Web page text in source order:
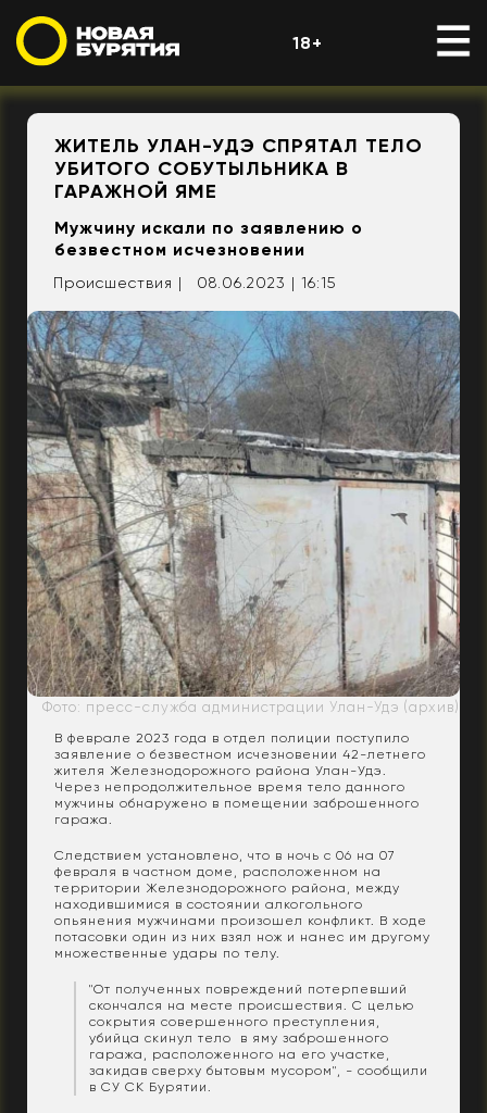
18+
ЖИТЕЛЬ УЛАН-УДЭ СПРЯТАЛ ТЕЛО
УБИТОГО СОБУТЫЛЬНИКА В
ГАРАЖНОЙ ЯМЕ
Мужчину искали по заявлению о
безвестном исчезновении
Происшествия | 08.06.2023 | 16:15
Фото: пресс-служба администрации Улан-Удэ (архив)
В феврале 2023 года в отдел полиции поступило
заявление о безвестном исчезновении 42-летнего
жителя Железнодорожного района Улан-Удэ.
Через непродолжительное время тело данного
мужчины обнаружено в помещении заброшенного
гаража.
Следствием установлено, что в ночь с 06 на 07
февраля в частном доме, расположенном на
территории Железнодорожного района, между
находившимися в состоянии алкогольного
опьянения мужчинами произошел конфликт. В ходе
потасовки один из них взял нож и нанес им другому
множественные удары по телу.
"От полученных повреждений потерпевший
скончался на месте происшествия. С целью
сокрытия совершенного преступления,
убийца скинул тело в яму заброшенного
гаража, расположенного на его участке,
закидав сверху бытовым мусором", - сообщили
в СУ СК Бурятии.